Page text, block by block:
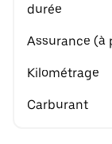
durée
Assurance (à
Kilométrage
Carburant